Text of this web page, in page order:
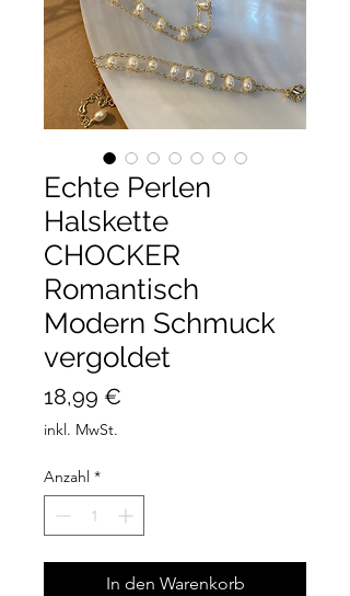
Echte Perlen
Halskette
CHOCKER
Romantisch
Modern Schmuck
vergoldet
18,99 €
inkl. MwSt.
Anzahl *
In den Warenkorb